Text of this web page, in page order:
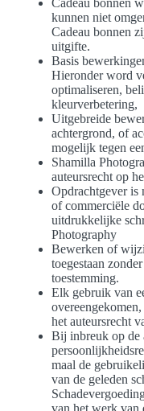
kunnen niet
Cadeau bonnen
uitgifte.
Basis
Hieronder word
optimaliseren,
kleurverbetering,
Uitgebreide
achtergrond, of
mogelijk tegen
Shamilla
auteursrecht op
Opdrachtgever is
of commerciële
uitdrukkelijke
Photography
Bewerken of
toegestaan
toestemming.
Elk gebruik van
het auteursrecht
Bij inbreuk op de
maal de
van de geleden
van het werk van